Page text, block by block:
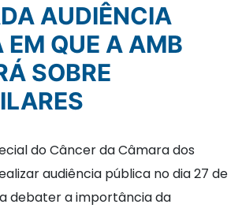
EM QUE A AMB
SOBRE
do Câncer da Câmara dos
audiência pública no dia 27 de
debater a importância da